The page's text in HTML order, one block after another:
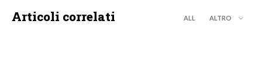
Articoli correlati ALL ALTRO